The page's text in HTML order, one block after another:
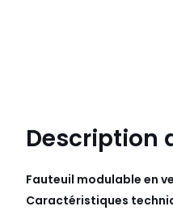
Description
Fauteuil modulable en
Caractéristiques